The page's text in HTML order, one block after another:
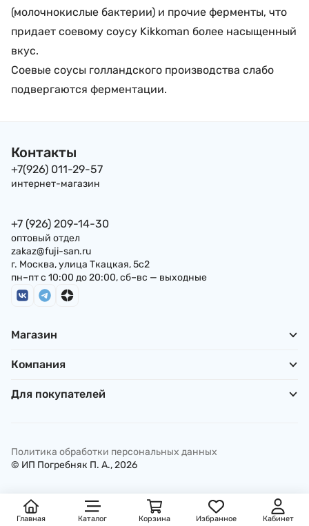
(молочнокислые бактерии) и прочие ферменты, что
придает соевому соусу Kikkoman более насыщенный
вкус.
Соевые соусы голландского производства слабо
подвергаются ферментации.
Главная Каталог Корзина Избранное Кабинет
Контакты
+7(926) 011-29-57
интернет-магазин
+7 (926) 209-14-30
оптовый отдел
zakaz@fuji-san.ru
г. Москва, улица Ткацкая, 5с2
пн–пт с 10:00 до 20:00, сб–вс — выходные
Магазин
Компания
Для покупателей
© ИП Погребняк П. А., 2026
Политика обработки персональных данных